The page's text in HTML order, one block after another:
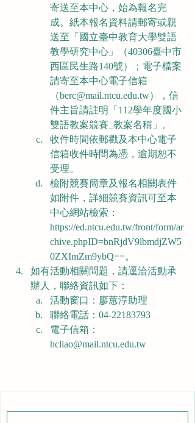
寄送至本中心，始為報名完
成。紙本報名資料請郵寄或親
送至「國立臺中教育大學雙語
教學研究中心」（40306臺中市
西區民生路140號）；電子檔案
請寄至本中心電子信箱
（berc@mail.ntcu.edu.tw），信
件主旨請註明「112學年度國小
雙語教案競賽_教案名稱」。
收件時間依郵戳及本中心電子
信箱收件時間為憑，逾期恕不
受理。
檢附競賽簡章及報名相關表件
如附件，詳細競賽資訊可至本
中心網站檢索：
https://ed.ntcu.edu.tw/front/form/ar
chive.phpID=bnRjdV9lbmdjZW5
0ZXImZm9ybQ==。
如有活動相關問題，請逕洽活動承
辦人，聯絡資訊如下：
活動窗口：廖蕙淳助理
聯絡電話：04-22183793
電子信箱：
hcliao@mail.ntcu.edu.tw